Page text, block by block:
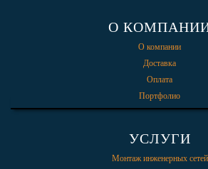
О
О компании
Доставка
Оплата
Портфолио
УСЛУГИ
Монтаж инженерных сетей